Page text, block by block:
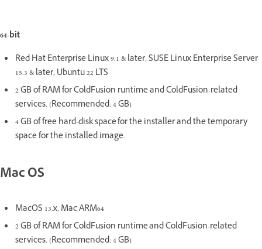
64-bit
Red Hat Enterprise Linux 9.1 & later, SUSE Linux Enterprise Server
15.3 & later, Ubuntu 22 LTS
2 GB of RAM for ColdFusion runtime and ColdFusion-related
services. (Recommended: 4 GB)
4 GB of free hard-disk space for the installer and the temporary
space for the installed image.
Mac OS
MacOS 13.x, Mac ARM64
2 GB of RAM for ColdFusion runtime and ColdFusion-related
services. (Recommended: 4 GB)